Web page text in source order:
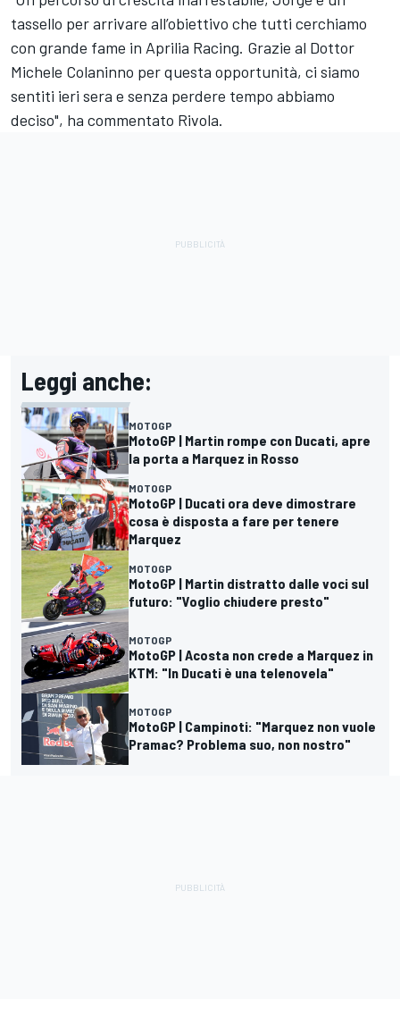
tassello per arrivare all’obiettivo che tutti cerchiamo
con grande fame in Aprilia Racing. Grazie al Dottor
Michele Colaninno per questa opportunità, ci siamo
sentiti ieri sera e senza perdere tempo abbiamo
deciso", ha commentato Rivola.
Leggi anche:
MOTOGP
MotoGP | Martin rompe con Ducati, apre
la porta a Marquez in Rosso
MOTOGP
MotoGP | Ducati ora deve dimostrare
cosa è disposta a fare per tenere
Marquez
MOTOGP
MotoGP | Martin distratto dalle voci sul
futuro: "Voglio chiudere presto"
MOTOGP
MotoGP | Acosta non crede a Marquez in
KTM: "In Ducati è una telenovela"
MOTOGP
MotoGP | Campinoti: "Marquez non vuole
Pramac? Problema suo, non nostro"